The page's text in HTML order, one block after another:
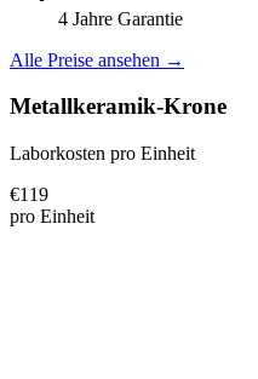
4 Jahre Garantie
Alle Preise ansehen →
Metallkeramik-Krone
Laborkosten pro Einheit
€119
pro Einheit